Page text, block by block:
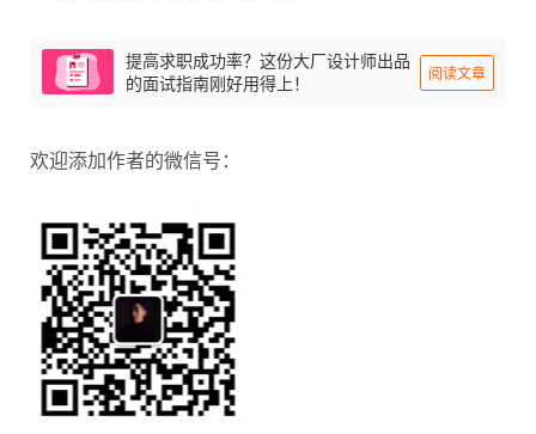
提高求职成功率？这份大厂设计师出品
的面试指南刚好用得上！
阅读文章
欢迎添加作者的微信号：